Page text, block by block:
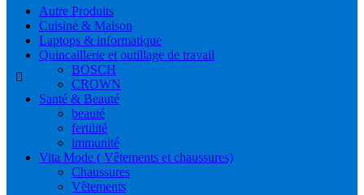
Autre Produits
Cuisine & Maison
Laptops & informatique
Quincaillerie et outillage de travail
BOSCH
CROWN
Santé & Beauté
beauté
fertilité
immunité
Vita Mode ( Vêtements et chaussures)
Chaussures
Vêtements